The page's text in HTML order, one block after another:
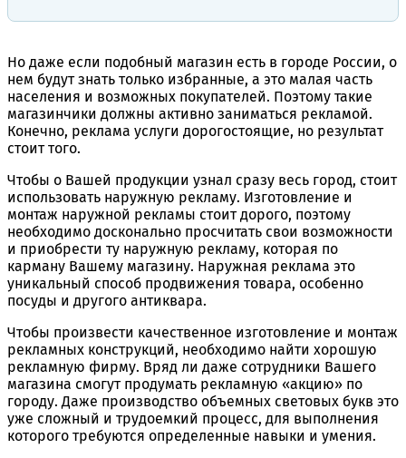
Но даже если подобный магазин есть в городе России, о
нем будут знать только избранные, а это малая часть
населения и возможных покупателей. Поэтому такие
магазинчики должны активно заниматься рекламой.
Конечно, реклама услуги дорогостоящие, но результат
стоит того.
Чтобы о Вашей продукции узнал сразу весь город, стоит
использовать наружную рекламу. Изготовление и
монтаж наружной рекламы стоит дорого, поэтому
необходимо досконально просчитать свои возможности
и приобрести ту наружную рекламу, которая по
карману Вашему магазину. Наружная реклама это
уникальный способ продвижения товара, особенно
посуды и другого антиквара.
Чтобы произвести качественное изготовление и монтаж
рекламных конструкций, необходимо найти хорошую
рекламную фирму. Вряд ли даже сотрудники Вашего
магазина смогут продумать рекламную «акцию» по
городу. Даже производство объемных световых букв это
уже сложный и трудоемкий процесс, для выполнения
которого требуются определенные навыки и умения.